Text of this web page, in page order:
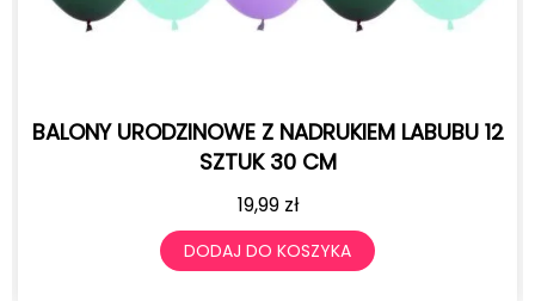
BALONY URODZINOWE Z NADRUKIEM LABUBU 12
SZTUK 30 CM
19,99 zł
DODAJ DO KOSZYKA